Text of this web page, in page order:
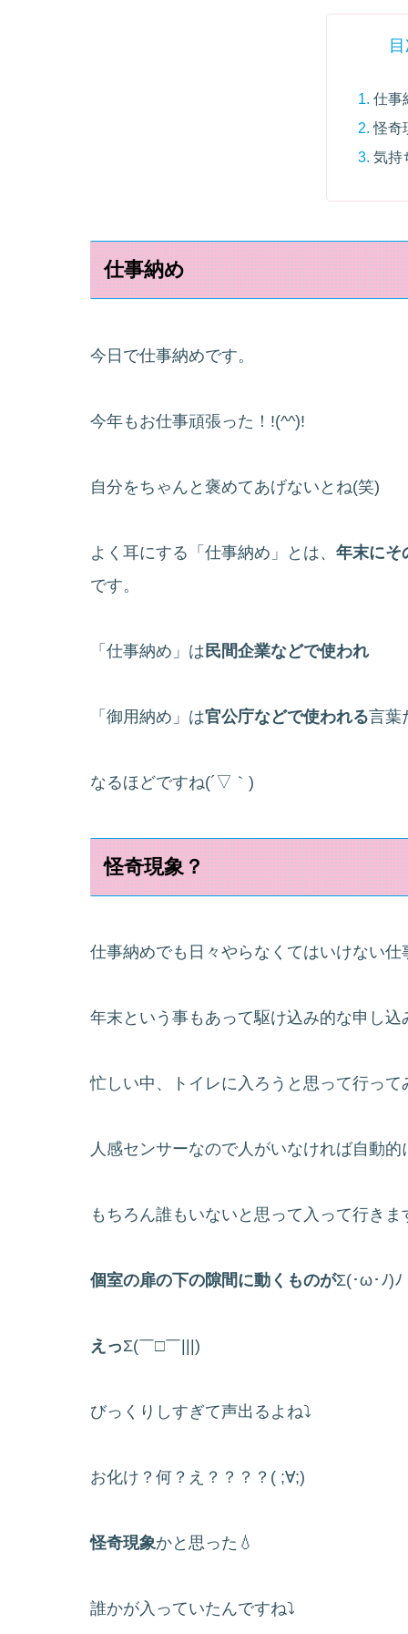
仕事
怪奇
気持
仕事納め
今日で仕事納めです。
今年もお仕事頑張った！!(^^)!
自分をちゃんと褒めてあげないとね(笑)
よく耳にする「仕事納め」とは、 年末にそ
です。
「仕事納め」は 民間企業などで使われ
「御用納め」は官公庁などで使われる言葉
なるほどですね(´▽｀)
怪奇現象？
仕事納めでも日々やらなくてはいけない
年末という事もあって駆け込み的な申し
忙しい中、トイレに入ろうと思って行っ
人感センサーなので人がいなければ自動的
もちろん誰もいないと思って入って行き
個室の扉の下の隙間に動くものがΣ(･ω･ﾉ)ﾉ
えっΣ(￣□￣|||)
びっくりしすぎて声出るよね⤵
お化け？何？え？？？？( ;∀;)
怪奇現象かと思った💧
誰かが入っていたんですね⤵